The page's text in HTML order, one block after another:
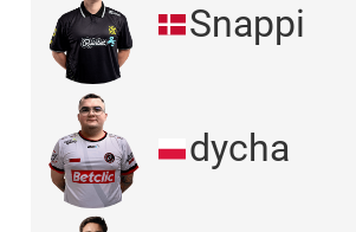
Snappi
dycha